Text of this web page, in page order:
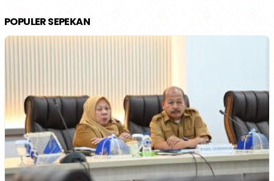
POPULER SEPEKAN